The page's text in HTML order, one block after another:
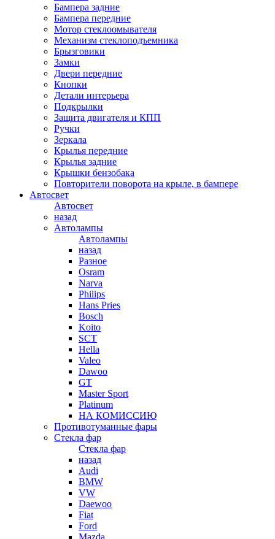
Бампера задние
Бампера передние
Мотор стеклоомывателя
Механизм стеклоподъемника
Брызговики
Замки
Двери передние
Кнопки
Детали интерьера
Подкрылки
Защита двигателя и КПП
Ручки
Зеркала
Крылья передние
Крылья задние
Крышки бензобака
Повторители поворота на крыле, в бампере
Автосвет
Автосвет
назад
Автолампы
Автолампы
назад
Разное
Osram
Narva
Philips
Hans Pries
Bosch
Koito
SCT
Hella
Valeo
Dawoo
GT
Master Sport
Platinum
НА КОМИССИЮ
Противотуманные фары
Стекла фар
Стекла фар
назад
Audi
BMW
VW
Daewoo
Fiat
Ford
Mazda